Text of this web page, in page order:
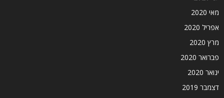
מאי 2020
אפריל 2020
מרץ 2020
פברואר 2020
ינואר 2020
דצמבר 2019